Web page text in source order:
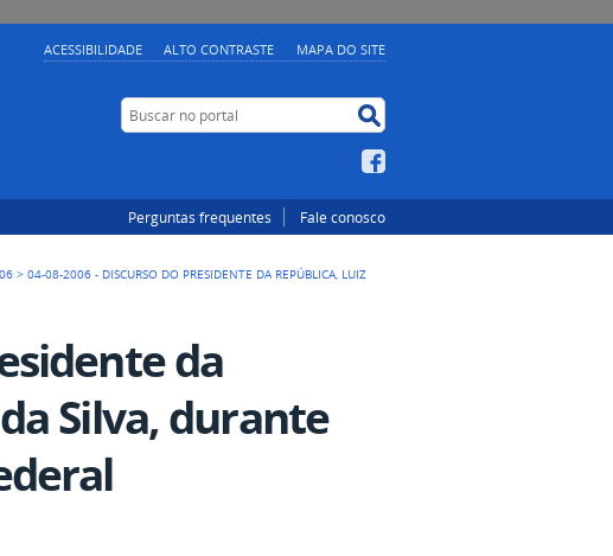
ACESSIBILIDADE ALTO CONTRASTE MAPA DO SITE
Buscar no portal
Perguntas frequentes Fale conosco
>04-08-2006 - DISCURSO DO PRESIDENTE DA REPÚBLICA, LUIZ
da
Silva, durante